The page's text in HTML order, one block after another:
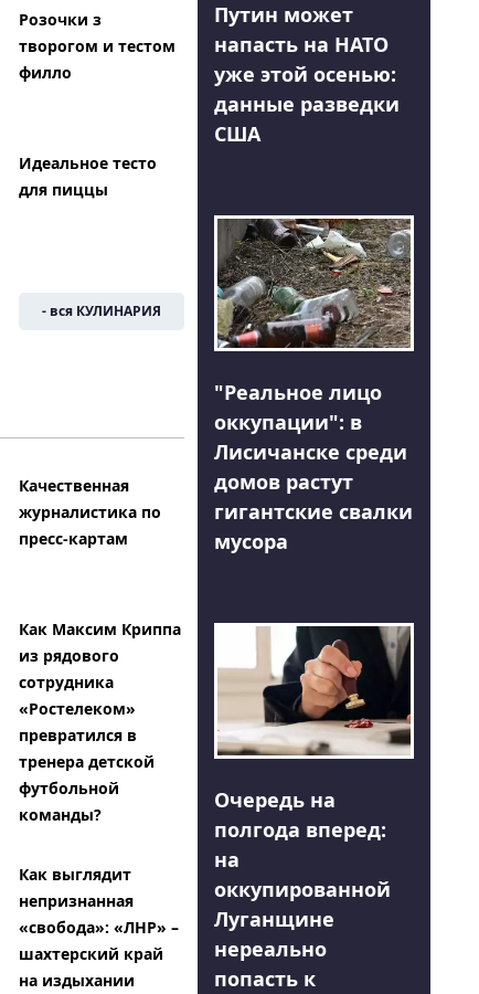
Розочки з
творогом и тестом
филло
Идеальное тесто
для пиццы
- вся КУЛИНАРИЯ
Качественная
журналистика по
пресс-картам
Как Максим Криппа
из рядового
сотрудника
«Ростелеком»
превратился в
тренера детской
футбольной
команды?
Как выглядит
непризнанная
«свобода»: «ЛНР» –
шахтерский край
на издыхании
Путин может
напасть на НАТО
уже этой осенью:
данные разведки
США
"Реальное лицо
оккупации": в
Лисичанске среди
домов растут
гигантские свалки
мусора
Очередь на
полгода вперед:
на
оккупированной
Луганщине
нереально
попасть к